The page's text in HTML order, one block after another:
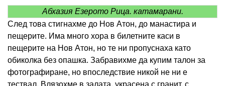
Абхазия Езерото Рица. катамарани.
След това стигнахме до Нов Атон, до манастира и
пещерите. Има много хора в билетните каси в
пещерите на Нов Атон, но те ни пропуснаха като
обиколка без опашка. Забравихме да купим талон за
фотографиране, но впоследствие никой не ни е